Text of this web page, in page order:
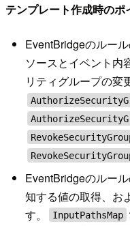
テンプレート作成時のポ
EventBridgeのルー
ソースとイベント内
リティグループの変
EventBridgeのルー
知する値の取得、お
す。
InputPathsMap